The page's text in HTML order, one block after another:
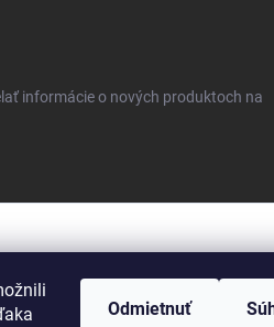
Odmietnuť
informácie o nových produktoch na
osobných údajov